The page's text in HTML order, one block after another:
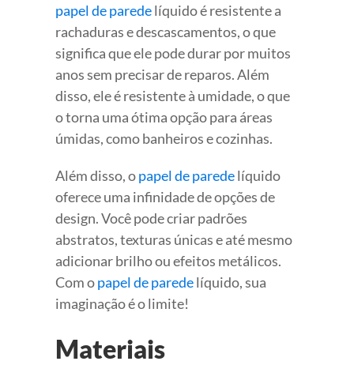
papel de paredelíquido é resistente a
rachaduras e descascamentos, o que
significa que ele pode durar por muitos
anos sem precisar de reparos. Além
disso, ele é resistente à umidade, o que
o torna uma ótima opção para áreas
úmidas, como banheiros e cozinhas.
Além disso, opapel de paredelíquido
oferece uma infinidade de opções de
design. Você pode criar padrões
abstratos, texturas únicas e até mesmo
adicionar brilho ou efeitos metálicos.
Com opapel de paredelíquido, sua
imaginação é o limite!
Materiais